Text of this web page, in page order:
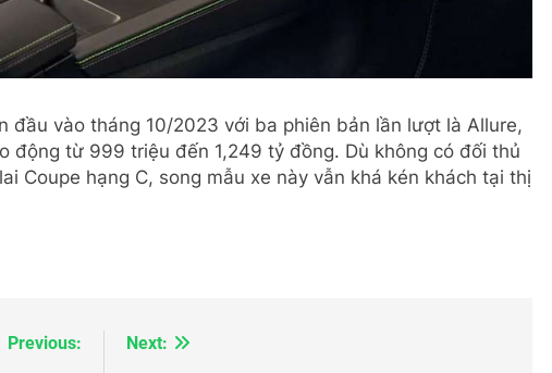
đầu vào tháng 10/2023 với ba phiên bản lần lượt là Allure,
động từ 999 triệu đến 1,249 tỷ đồng. Dù không có đối thủ
Coupe hạng C, song mẫu xe này vẫn khá kén khách tại thị
Previous:
Next: